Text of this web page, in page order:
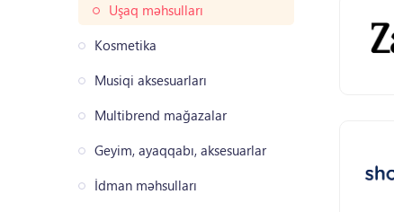
Uşaq məhsulları
Kosmetika
Musiqi aksesuarları
Multibrend mağazalar
Geyim, ayaqqabı, aksesuarlar
İdman məhsulları